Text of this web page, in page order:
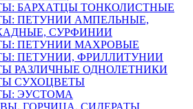
БАРХАТЦЫ ТОНКОЛИСТНЫЕ
ПЕТУНИИ АМПЕЛЬНЫЕ,
СУРФИНИИ
ПЕТУНИИ МАХРОВЫЕ
ПЕТУНИИ, ФРИЛЛИТУНИИ
РАЗЛИЧНЫЕ ОДНОЛЕТНИКИ
СУХОЦВЕТЫ
ЭУСТОМА
ГОРЧИЦА, СИДЕРАТЫ